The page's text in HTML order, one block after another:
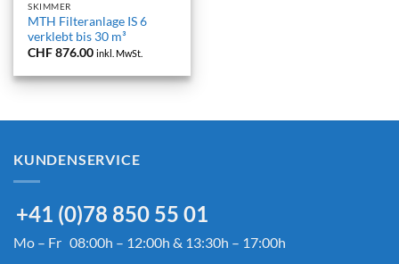
SKIMMER
MTH Filteranlage IS 6
verklebt bis 30 m³
CHF876.00 inkl. MwSt.
KUNDENSERVICE
+41 (0)78 850 55 01
Mo – Fr 08:00h – 12:00h & 13:30h – 17:00h